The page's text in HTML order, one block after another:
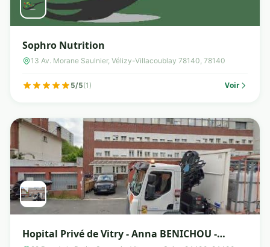
Sophro Nutrition
13 Av. Morane Saulnier, Vélizy-Villacoublay 78140, 78140
5/5(1) Voir
Hopital Privé de Vitry - Anna BENICHOU -